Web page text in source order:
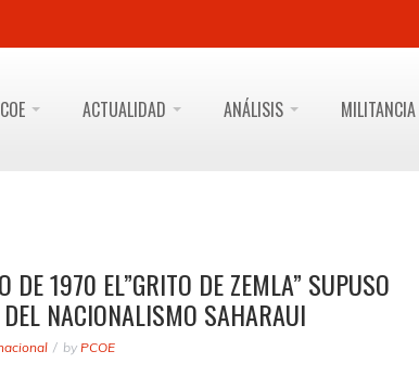
ACTUALIDAD ANÁLISIS MILITANCIA
DE 1970 EL”GRITO DE ZEMLA” SUPUSO
NACIONALISMO SAHARAUI
by PCOE